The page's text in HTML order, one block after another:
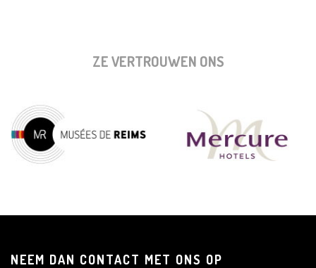
ZE VERTROUWEN ONS
NEEM DAN CONTACT MET ONS OP